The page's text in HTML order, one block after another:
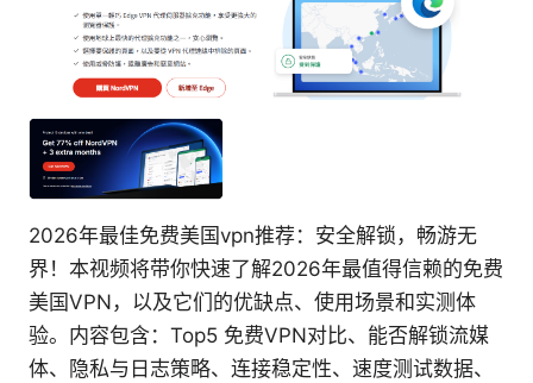
2026年最佳免费美国vpn推荐：安全解锁，畅游无
界！本视频将带你快速了解2026年最值得信赖的免费
美国VPN，以及它们的优缺点、使用场景和实测体
验。内容包含：Top5 免费VPN对比、能否解锁流媒
体、隐私与日志策略、连接稳定性、速度测试数据、